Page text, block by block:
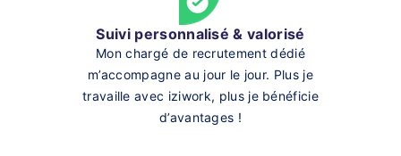
Suivi personnalisé & valorisé
Mon chargé de recrutement dédié
m’accompagne au jour le jour. Plus je
travaille avec iziwork, plus je bénéficie
d’avantages !